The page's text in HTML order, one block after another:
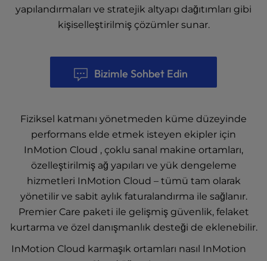
yapılandırmaları ve stratejik altyapı dağıtımları gibi
kişiselleştirilmiş çözümler sunar.
Bizimle Sohbet Edin
Fiziksel katmanı yönetmeden küme düzeyinde
performans elde etmek isteyen ekipler için
InMotion Cloud , çoklu sanal makine ortamları,
özelleştirilmiş ağ yapıları ve yük dengeleme
hizmetleri InMotion Cloud – tümü tam olarak
yönetilir ve sabit aylık faturalandırma ile sağlanır.
Premier Care paketi ile gelişmiş güvenlik, felaket
kurtarma ve özel danışmanlık desteği de eklenebilir.
InMotion Cloud karmaşık ortamları nasıl InMotion